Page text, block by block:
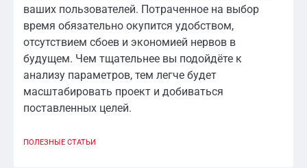
ваших пользователей. Потраченное на выбор
время обязательно окупится удобством,
отсутствием сбоев и экономией нервов в
будущем. Чем тщательнее вы подойдёте к
анализу параметров, тем легче будет
масштабировать проект и добиваться
поставленных целей.
ПОЛЕЗНЫЕ СТАТЬИ